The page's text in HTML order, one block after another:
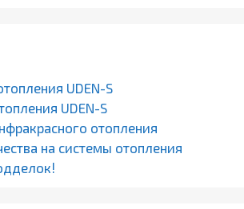
UDEN-S
UDEN-S
отопления
на системы отопления